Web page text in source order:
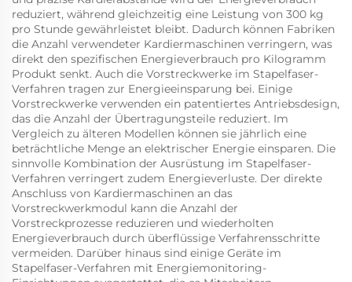
reduziert, während gleichzeitig eine Leistung von 300 kg
pro Stunde gewährleistet bleibt. Dadurch können Fabriken
die Anzahl verwendeter Kardiermaschinen verringern, was
direkt den spezifischen Energieverbrauch pro Kilogramm
Produkt senkt. Auch die Vorstreckwerke im Stapelfaser-
Verfahren tragen zur Energieeinsparung bei. Einige
Vorstreckwerke verwenden ein patentiertes Antriebsdesign,
das die Anzahl der Übertragungsteile reduziert. Im
Vergleich zu älteren Modellen können sie jährlich eine
beträchtliche Menge an elektrischer Energie einsparen. Die
sinnvolle Kombination der Ausrüstung im Stapelfaser-
Verfahren verringert zudem Energieverluste. Der direkte
Anschluss von Kardiermaschinen an das
Vorstreckwerkmodul kann die Anzahl der
Vorstreckprozesse reduzieren und wiederholten
Energieverbrauch durch überflüssige Verfahrensschritte
vermeiden. Darüber hinaus sind einige Geräte im
Stapelfaser-Verfahren mit Energiemonitoring-